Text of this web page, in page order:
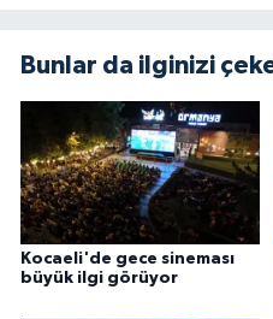
Bunlar da ilginizi
Kocaeli'de gece sineması
büyük ilgi görüyor